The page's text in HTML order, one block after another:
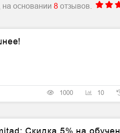
, на основании 8 отзывов.
1000 10
Скидка 5% на